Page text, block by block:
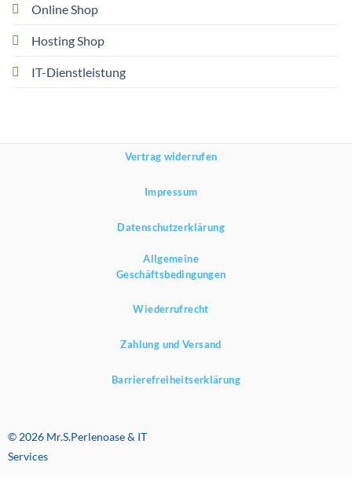
Online Shop
Hosting Shop
IT-Dienstleistung
Vertrag widerrufen
Impressum
Datenschutzerklärung
Allgemeine
Geschäftsbedingungen
Wiederrufrecht
Zahlung und Versand
Barrierefreiheitserklärung
© 2026 Mr.S.Perlenoase & IT
Services